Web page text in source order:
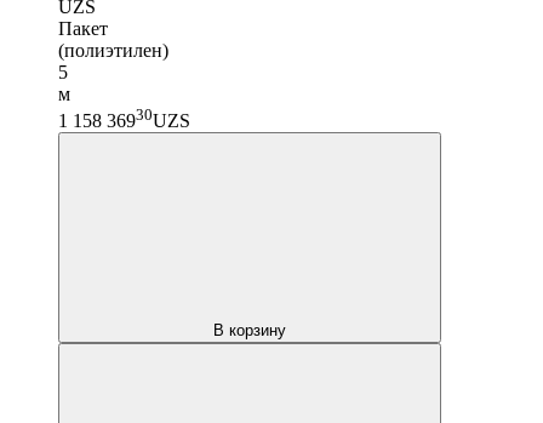
UZS
Пакет
(полиэтилен)
5
м
1 158 36930UZS
В корзину